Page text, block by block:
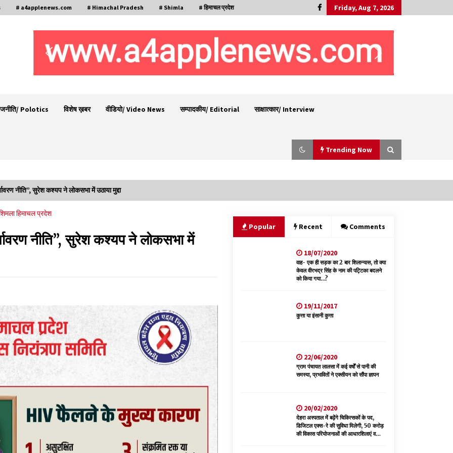
# a4applenews.com # Himachal Pradesh # Shimla # हिमाचल प्रदेश Friday, Aug 7, 2026
Polotics विशेष ख़बर वीडियो/ Video News सम्पादकीय/ Editorial साक्षात्कार/ Interview
Trending Now
07/08/2026
भ्रष्टाचार से अर्जित संपत्ति जब्त कर गरीबों में बांटेगी
हिमाचल सरकार -CM
06/08/2026
में एक दिवसीय ओरिएंटेशन कार्यशाला आयोजित
सार्वजनिक करें: नरेश चौहान
06/08/2026
देहरा पुलिस की बड़ी कार्रवाई- 90 लाख नकद और 2
करोड़के सोने के आभूषण बरामद, 7 आरोपी गिरफ्तार
378.48 करोड़ की लागत से बैलेंस कार्य का अवार्ड जारी :
05/08/2026
नीति”, सुरेश कश्यप ने लोकसभा में उठाया मुद्दा
हिमाचल प्रदेश
नीति”, सुरेश कश्यप ने लोकसभा में
Popular Recent Comments
18/07/2020
वाह- एक ही सड़क का 2 बार शिलान्यास, तो क्या
केवल वीरभद्र सिंह के नाम की पट्टिका बदलने
को किया गया…?
19/11/2017
कुत्ता या इंसानी कुत्ता
22/06/2020
ग्राम पंचायत लालसा में कई वर्षों से पानी की
समस्या, प्रभावितों ने एक्सीयन को सौंपा ज्ञापन
20/02/2020
देहरा अस्पताल में बढ़ेंगे चिकित्सकों के पद,
डिजिटल एक्स-रे की सुविधा मिलेगी, 50 करोड़
की विकास परियोजनाओं की आधारशिलाएं व